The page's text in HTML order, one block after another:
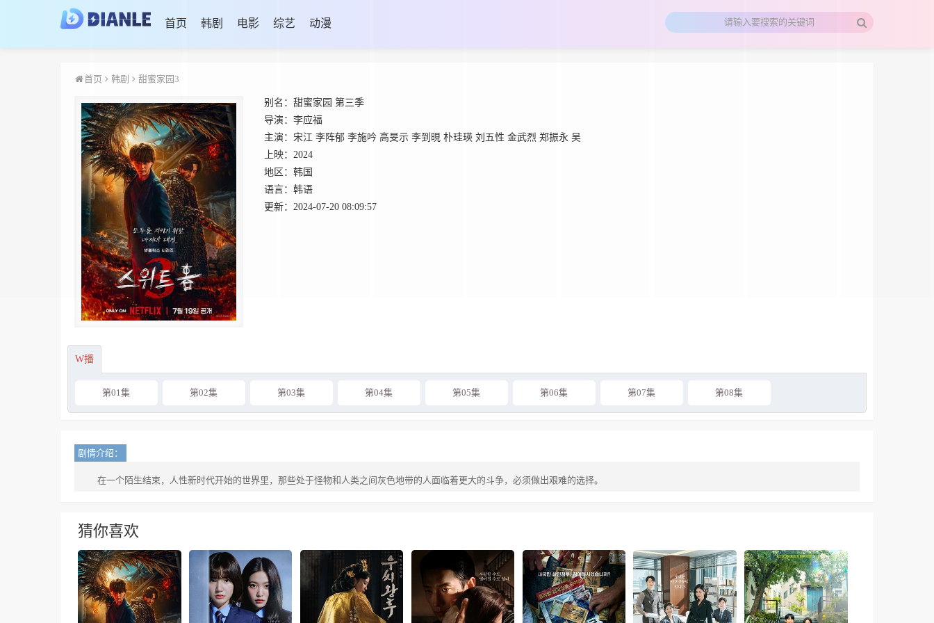
首页 韩剧 电影 综艺 动漫
首页 韩剧 甜蜜家园3
别名： 甜蜜家园 第三季
导演： 李应福
主演： 宋江 李阵郁 李施吟 高旻示 李到晛 朴珪瑛 刘五性 金武烈 郑振永 吴
上映： 2024
地区： 韩国
语言： 韩语
更新： 2024-07-20 08:09:57
W播
第01集 第02集 第03集 第04集 第05集 第06集 第07集 第08集
剧情介绍：
在一个陌生结束，人性新时代开始的世界里，那些处于怪物和人类之间灰色地带的人面临着更大的斗争，必须做出艰难的选择。
猜你喜欢